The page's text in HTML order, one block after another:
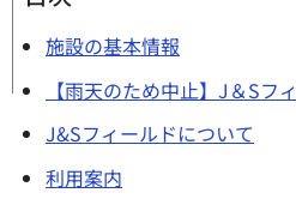
施設の基本情報
【雨天のため中止】J＆Sフ
J&Sフィールドについて
利用案内